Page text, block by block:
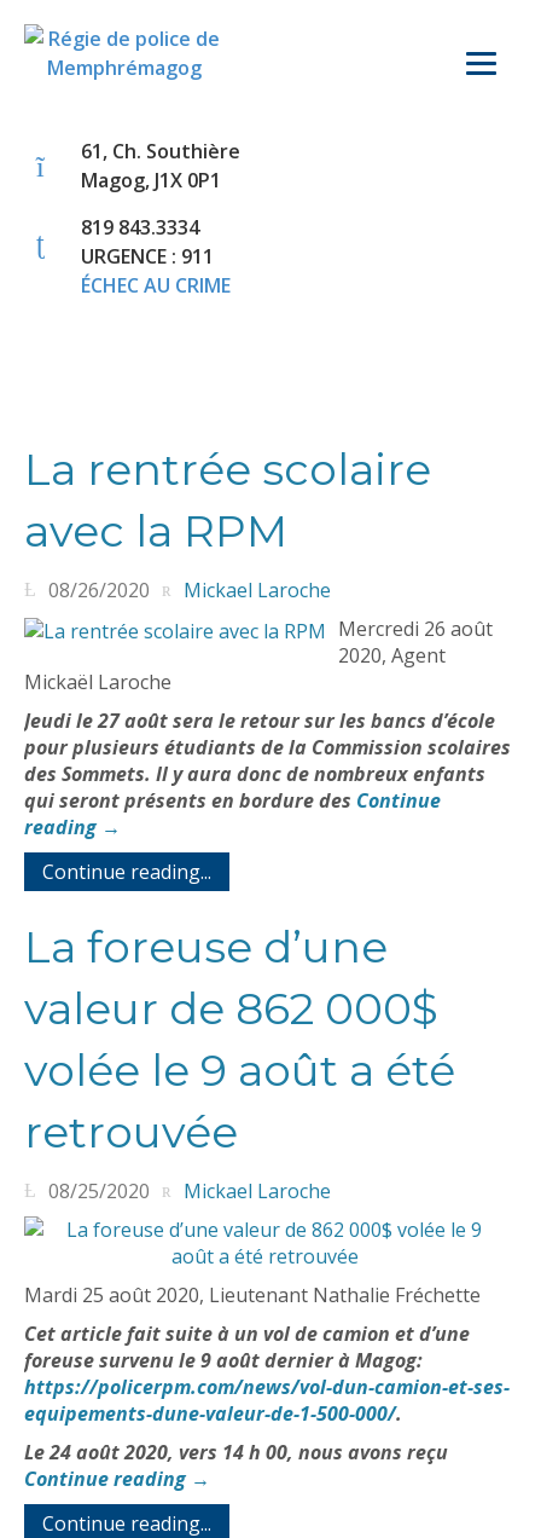
61, Ch. Southière
Magog, J1X 0P1
819 843.3334
URGENCE : 911
ÉCHEC AU CRIME
La rentrée scolaire
avec la RPM
08/26/2020
Mickael Laroche
Mercredi 26 août
2020, Agent
Mickaël Laroche
Jeudi le 27 août sera le retour sur les bancs d’école
pour plusieurs étudiants de la Commission scolaires
des Sommets. Il y aura donc de nombreux enfants
qui seront présents en bordure des Continue
reading →
Continue reading...
La foreuse d’une
valeur de 862 000$
volée le 9 août a été
retrouvée
08/25/2020 Mickael Laroche
Mardi 25 août 2020, Lieutenant Nathalie Fréchette
Cet article fait suite à un vol de camion et d’une
foreuse survenu le 9 août dernier à Magog:
https://policerpm.com/news/vol-dun-camion-et-ses-
equipements-dune-valeur-de-1-500-000/.
Le 24 août 2020, vers 14 h 00, nous avons reçu
Continue reading →
Continue reading...